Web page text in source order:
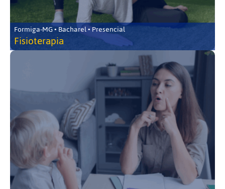
Formiga-MG • Bacharel • Presencial
Fisioterapia